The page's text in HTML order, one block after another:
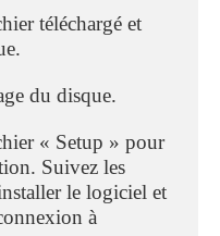
téléchargé et
du disque.
« Setup » pour
Suivez les
le logiciel et
à